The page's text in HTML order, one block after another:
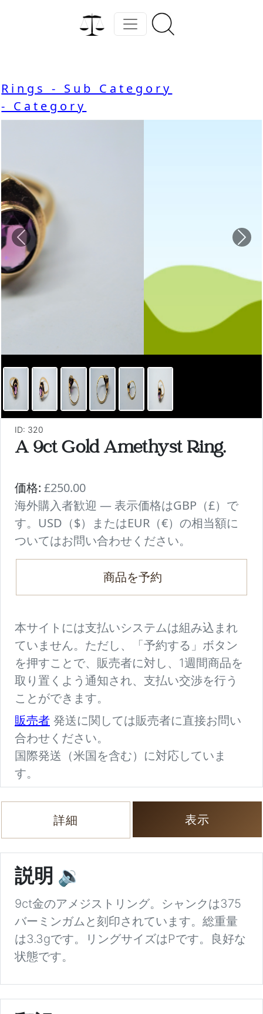
Rings - Sub Category
- Category
Previous
ID: 320
A 9ct Gold Amethyst Ring.
価格: £250.00
海外購入者歓迎 — 表示価格はGBP（£）で
す。USD（$）またはEUR（€）の相当額に
ついてはお問い合わせください。
商品を予約
本サイトには支払いシステムは組み込まれ
ていません。ただし、「予約する」ボタン
を押すことで、販売者に対し、1週間商品を
取り置くよう通知され、支払い交渉を行う
ことができます。
販売者 発送に関しては販売者に直接お問い
合わせください。
国際発送（米国を含む）に対応していま
す。
詳細 表示
説明 🔉
9ct金のアメジストリング。シャンクは375
バーミンガムと刻印されています。総重量
は3.3gです。リングサイズはPです。良好な
状態です。